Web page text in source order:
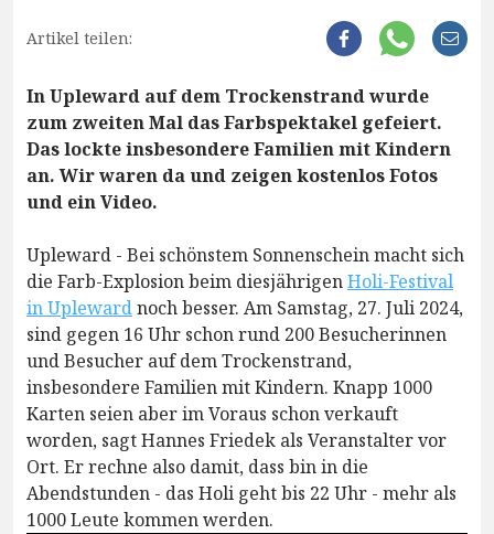
Artikel teilen:
In Upleward auf dem Trockenstrand wurde
zum zweiten Mal das Farbspektakel gefeiert.
Das lockte insbesondere Familien mit Kindern
an. Wir waren da und zeigen kostenlos Fotos
und ein Video.
Upleward - Bei schönstem Sonnenschein macht sich
die Farb-Explosion beim diesjährigenHoli-Festival
in Uplewardnoch besser. Am Samstag, 27. Juli 2024,
sind gegen 16 Uhr schon rund 200 Besucherinnen
und Besucher auf dem Trockenstrand,
insbesondere Familien mit Kindern. Knapp 1000
Karten seien aber im Voraus schon verkauft
worden, sagt Hannes Friedek als Veranstalter vor
Ort. Er rechne also damit, dass bin in die
Abendstunden - das Holi geht bis 22 Uhr - mehr als
1000 Leute kommen werden.